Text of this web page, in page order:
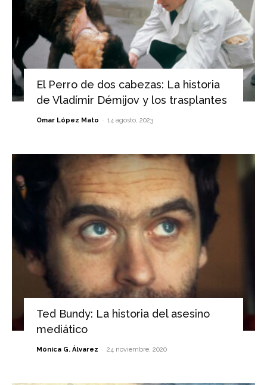
El Perro de dos cabezas: La historia
de Vladímir Démijov y los trasplantes
Omar López Mato - 14 agosto, 2023
Ted Bundy: La historia del asesino
mediático
Mónica G. Álvarez - 24 noviembre, 2020